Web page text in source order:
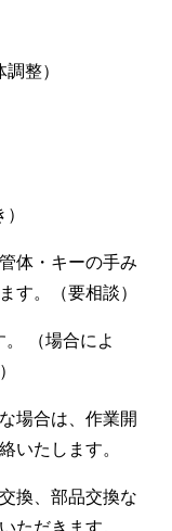
整）
体・キーの手み
す。（要相談）
（場合によ
場合は、作業開
いたします。
換、部品交換な
ただきます。